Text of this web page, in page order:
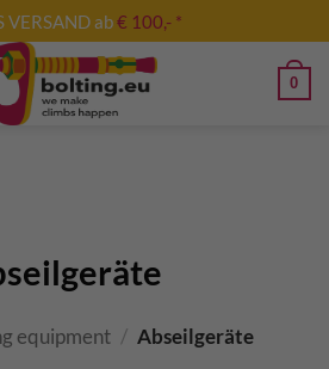
VERSAND ab€ 100,- *
0
equipment / Abseilgeräte